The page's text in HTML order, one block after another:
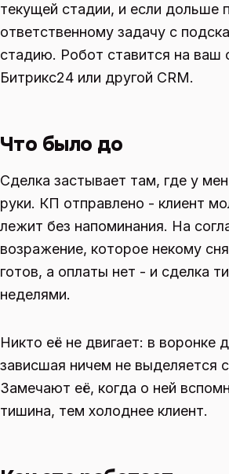
текущей стадии, и если дольше
ответственному задачу с
стадию. Робот ставится на ваш
Битрикс24 или другой CRM.
Что было до
Сделка застывает там, где у
руки. КП отправлено - клиент
лежит без напоминания. На
возражение, которое некому
готов, а оплаты нет - и сделка
неделями.
Никто её не двигает: в воронке
зависшая ничем не выделяется
Замечают её, когда о ней
тишина, тем холоднее клиент.